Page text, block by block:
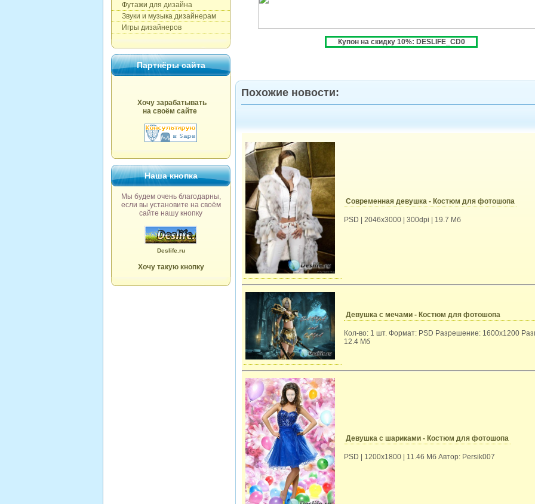
Футажи для дизайна
Звуки и музыка дизайнерам
Игры дизайнеров
Партнёры сайта
Хочу зарабатывать
на своём сайте
Наша кнопка
Мы будем очень благодарны,
если вы установите на своём
сайте нашу кнопку
Deslife.ru
Хочу такую кнопку
Купон на скидку 10%: DESLIFE_CD0
Похожие новости:
Современная девушка - Костюм для фотошопа
PSD | 2046x3000 | 300dpi | 19.7 Mб
Девушка с мечами - Костюм для фотошопа
Кол-во: 1 шт. Формат: PSD Разрешение: 1600х1200
12.4 Мб
Девушка с шариками - Костюм для фотошопа
PSD | 1200х1800 | 11.46 Mб Автор: Persik007